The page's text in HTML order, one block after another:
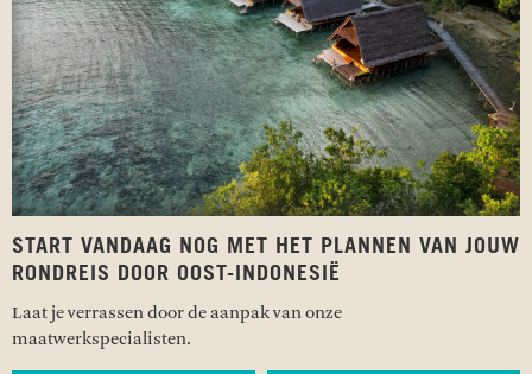
START VANDAAG NOG MET HET PLANNEN VAN JOUW
RONDREIS DOOR OOST-INDONESIË
Laat je verrassen door de aanpak van onze
maatwerkspecialisten.